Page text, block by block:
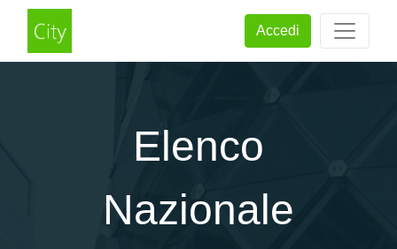
Accedi
Elenco
Nazionale